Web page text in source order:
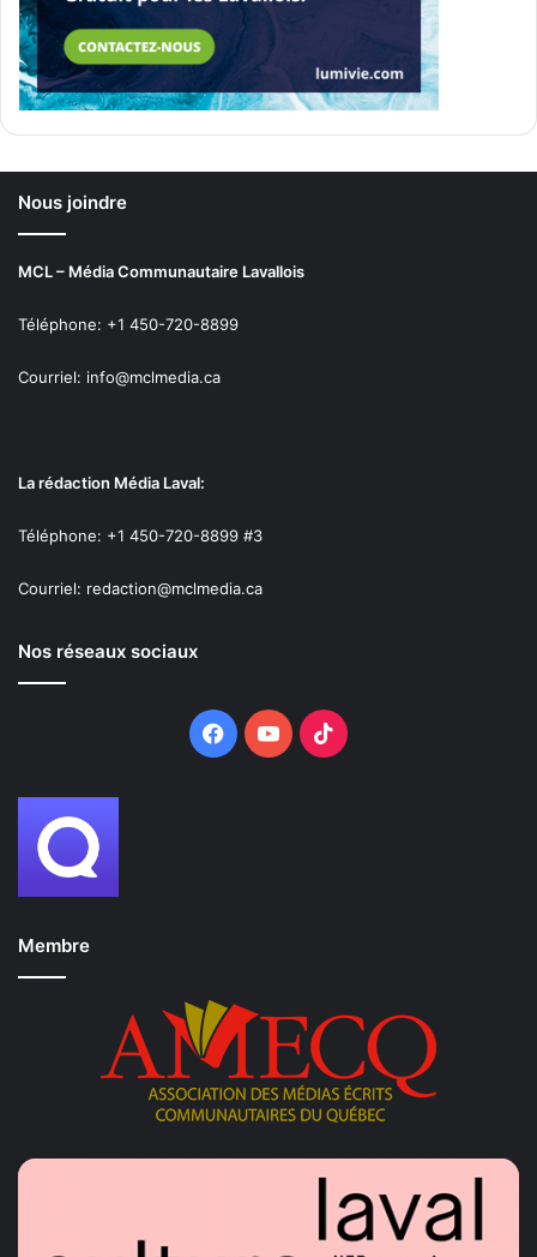
Nous joindre
MCL – Média Communautaire Lavallois
Téléphone: +1 450-720-8899
Courriel: info@mclmedia.ca
La rédaction Média Laval:
Téléphone: +1 450-720-8899 #3
Courriel: redaction@mclmedia.ca
Nos réseaux sociaux
Facebook
YouTubeTikTok
Membre